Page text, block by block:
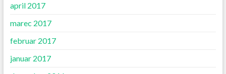
april 2017
marec 2017
februar 2017
januar 2017